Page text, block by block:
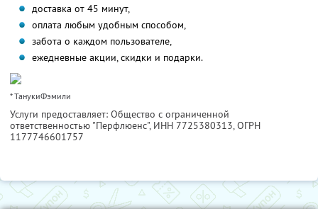
доставка от 45 минут,
оплата любым удобным способом,
забота о каждом пользователе,
ежедневные акции, скидки и подарки.
* ТанукиФэмили
Услуги предоставляет: Общество с ограниченной
ответственностью "Перфлюенс", ИНН 7725380313, ОГРН
1177746601757